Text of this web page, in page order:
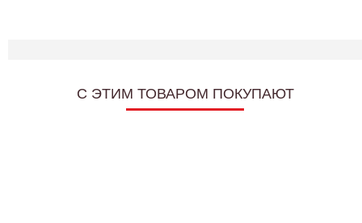
C ЭТИМ ТОВАРОМ ПОКУПАЮТ